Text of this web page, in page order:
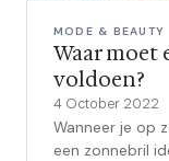
MODE & BEAUTY
Waar moet
voldoen?
4 October 2022
Wanneer je op
een zonnebril